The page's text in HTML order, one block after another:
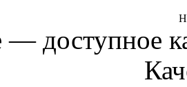
— доступное